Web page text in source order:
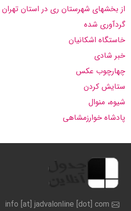
از بخشهای شهرستان ری در استان تهران
گردآوری شده
خاستگاه اشكانیان
خبر شادی
چهارچوب عكس
ستایش كردن
شیوه، منوال
پادشاه خوارزمشاهی
info [at] jadvalonline [dot] com